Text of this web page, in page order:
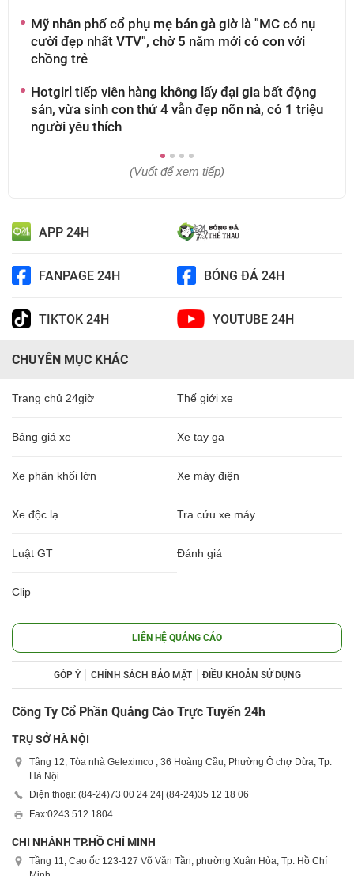
Mỹ nhân phố cổ phụ mẹ bán gà giờ là "MC có nụ
cười đẹp nhất VTV", chờ 5 năm mới có con với
chồng trẻ
Hotgirl tiếp viên hàng không lấy đại gia bất động
sản, vừa sinh con thứ 4 vẫn đẹp nõn nà, có 1 triệu
người yêu thích
(Vuốt để xem tiếp)
APP 24H
FANPAGE 24H BÓNG ĐÁ 24H
TIKTOK 24H YOUTUBE 24H
CHUYÊN MỤC KHÁC
Trang chủ 24giờ Thế giới xe
Bảng giá xe Xe tay ga
Xe phân khối lớn Xe máy điện
Xe độc lạ Tra cứu xe máy
Luật GT Đánh giá
Clip
LIÊN HỆ QUẢNG CÁO
GÓP Ý CHÍNH SÁCH BẢO MẬT ĐIỀU KHOẢN SỬ DỤNG
Công Ty Cổ Phần Quảng Cáo Trực Tuyến 24h
TRỤ SỞ HÀ NỘI
Tầng 12, Tòa nhà Geleximco , 36 Hoàng Cầu, Phường Ô chợ Dừa, Tp.
Hà Nội
Điện thoại: (84-24)73 00 24 24 | (84-24)35 12 18 06
Fax:0243 512 1804
CHI NHÁNH TP.HỒ CHÍ MINH
Tầng 11, Cao ốc 123-127 Võ Văn Tần, phường Xuân Hòa, Tp. Hồ Chí